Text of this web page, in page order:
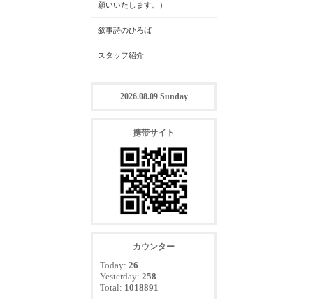
願いいたします。）
叙事詩のひろば
スタッフ紹介
2026.08.09 Sunday
携帯サイト
カウンター
Today: 26
Yesterday: 258
Total: 1018891